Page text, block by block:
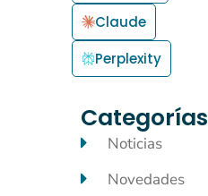
Claude
Perplexity
Categorías
Noticias
Novedades